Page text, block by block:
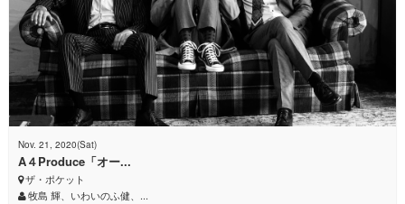
Nov. 21, 2020(Sat)
A４Produce「オー...
ザ・ポケット
牧島 輝、いわいのふ健、...